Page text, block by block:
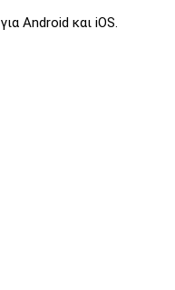
Android και iOS.